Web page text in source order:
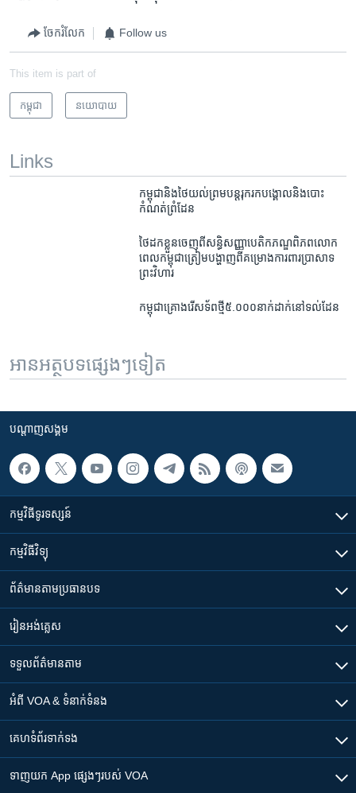
ចែករំលែក Follow us
This item is part of
កម្ពុជា នយោបាយ
Links
កម្ពុជា​និង​ថៃ​យល់​ព្រម​បន្ត​រុករក​បង្គោល​និង​បោះ​
កំណត់​ព្រំដែន
ថៃ​ដក​ខ្លួន​ចេញ​ពី​សន្ធិសញ្ញា​បេតិកភណ្ឌ​ពិភព​លោក​
ពេល​កម្ពុជា​ត្រៀម​បង្ហាញ​ពី​គម្រោង​ការពារ​ប្រាសាទ​
ព្រះវិហារ
កម្ពុជា​គ្រោង​រើសទ័ព​ថ្មី​៥.០០០​នាក់​ដាក់​នៅ​ទល់ដែន
អានអត្ថបទផ្សេងៗទៀត
បណ្តាញ​សង្គម
កម្មវិធី​ទូរទស្សន៍
កម្មវិធី​វិទ្យុ
ព័ត៌មាន​តាមប្រធានបទ​
រៀន​​អង់គ្លេស
ទទួល​ព័ត៌មាន​តាម
អំពី​ VOA & ទំនាក់ទំនង
គេហទំព័រ​​ទាក់ទង
ទាញយក​ App ផ្សេងៗ​របស់​ VOA